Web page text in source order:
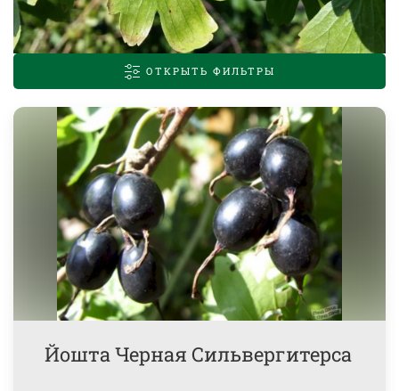
ОТКРЫТЬ ФИЛЬТРЫ
Йошта Черная Сильвергитерса